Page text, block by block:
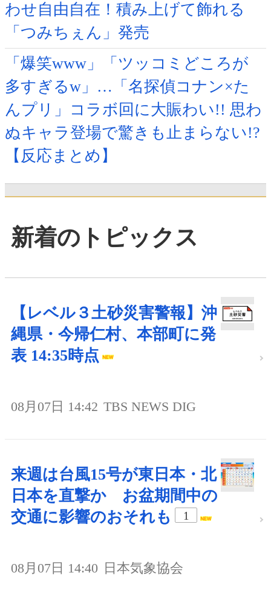
わせ自由自在！積み上げて飾れる
「つみちぇん」発売
「爆笑www」「ツッコミどころが
多すぎるw」…「名探偵コナン×た
んプリ」コラボ回に大賑わい!! 思わ
ぬキャラ登場で驚きも止まらない!?
【反応まとめ】
新着のトピックス
【レベル３土砂災害警報】沖
縄県・今帰仁村、本部町に発
表 14:35時点
08月07日 14:42 TBS NEWS DIG
来週は台風15号が東日本・北
日本を直撃か お盆期間中の
交通に影響のおそれも
1
08月07日 14:40 日本気象協会